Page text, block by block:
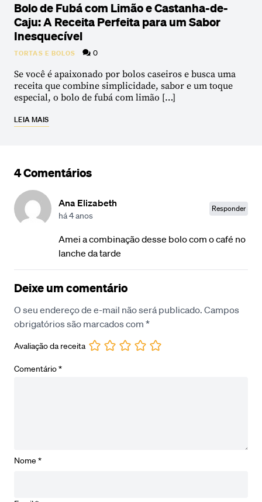
Bolo de Fubá com Limão e Castanha-de-
Caju: A Receita Perfeita para um Sabor
Inesquecível
TORTAS E BOLOS 0
Se você é apaixonado por bolos caseiros e busca uma
receita que combine simplicidade, sabor e um toque
especial, o bolo de fubá com limão […]
LEIA MAIS
4 Comentários
Ana Elizabeth
há 4 anos
Responder
Amei a combinação desse bolo com o café no
lanche da tarde
Deixe um comentário
O seu endereço de e-mail não será publicado. Campos
obrigatórios são marcados com *
Avaliação da receita
Comentário*
Nome *